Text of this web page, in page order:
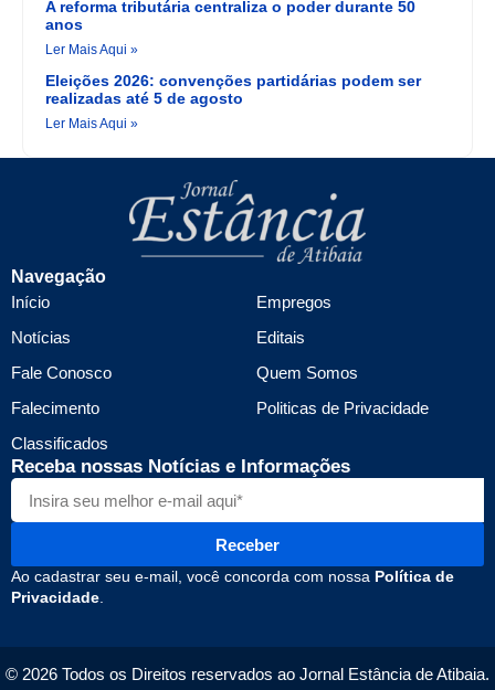
A reforma tributária centraliza o poder durante 50
anos
Ler Mais Aqui »
Eleições 2026: convenções partidárias podem ser
realizadas até 5 de agosto
Ler Mais Aqui »
Navegação
Início
Notícias
Fale Conosco
Falecimento
Classificados
Empregos
Editais
Quem Somos
Politicas de Privacidade
Receba nossas Notícias e Informações
Receber
Ao cadastrar seu e-mail, você concorda com nossa Política de
Privacidade.
© 2026 Todos os Direitos reservados ao Jornal Estância de Atibaia.